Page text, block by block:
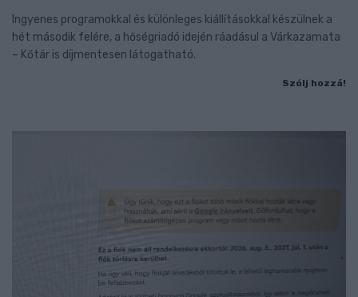
Ingyenes programokkal és különleges kiállításokkal készülnek a
hét második felére, a hőségriadó idején ráadásul a Várkazamata
– Kőtár is díjmentesen látogatható.
Szólj hozzá!